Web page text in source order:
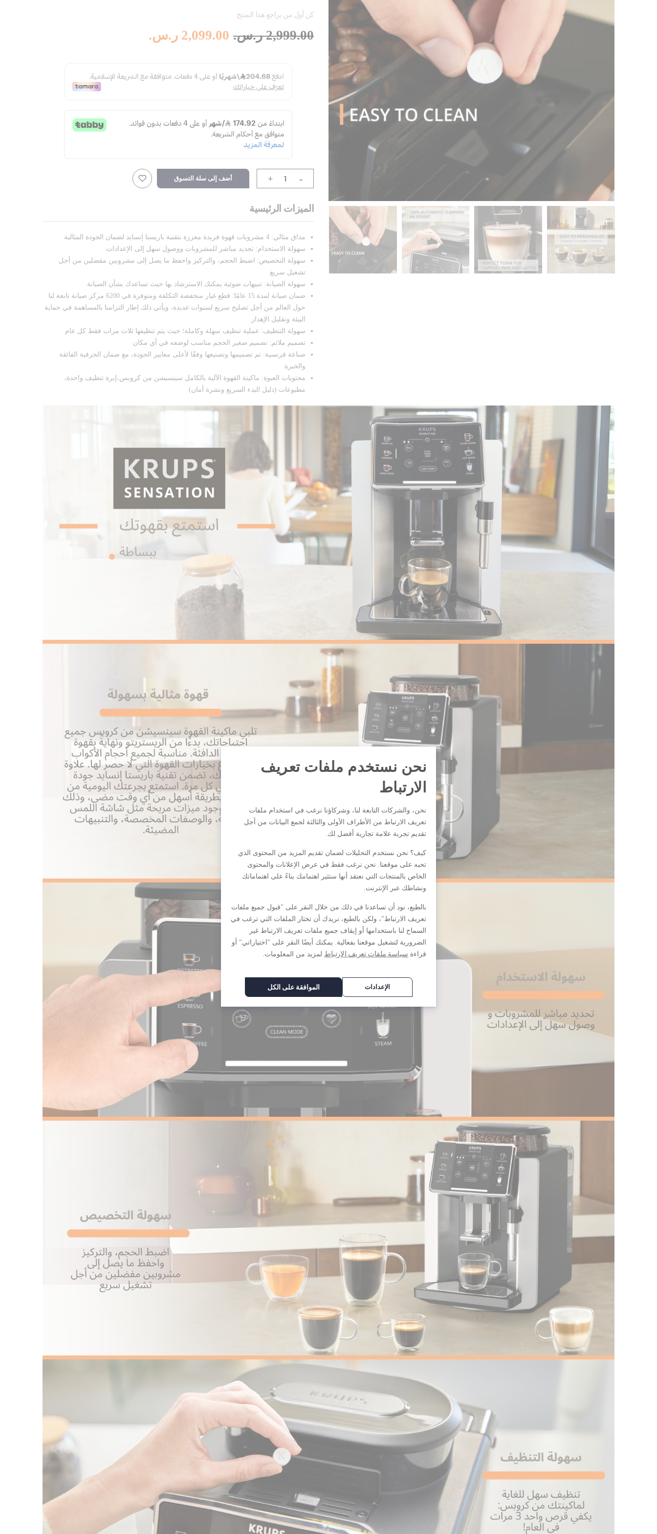
كن أول من يراجع هذا المنتج
2,099.00 ر.س.‏ 2,999.00 ر.س.‏
-
+ أضف إلى سلة التسوق
الميزات الرئيسية
مذاق مثالي: 4 مشروبات قهوة فريدة معززة بتقنية باريستا إنسايد لضمان الجودة المثالية
سهولة الاستخدام: تحديد مباشر للمشروبات ووصول سهل إلى الإعدادات
سهولة التخصيص: اضبط الحجم، والتركيز واحفظ ما يصل إلى مشروبين مفضلين من أجل
تشغيل سريع
سهولة الصيانة: تنبيهات ضوئية يمكنك الاسترشاد بها حيث تساعدك بشأن الصيانة
ضمان صيانة لمدة 15 عامًا: قطع غيار منخفضة التكلفة ومتوفرة في 6200 مركز صيانة تابعة لنا
حول العالم من أجل تصليح سريع لسنوات عديدة، ويأتي ذلك إطار التزامنا بالمساهمة في حماية
البيئة وتقليل الإهدار
سهولة التنظيف: عملية تنظيف سهلة وكاملة؛ حيث يتم تنظيفها ثلاث مرات فقط كل عام
تصميم ملائم: تصميم صغير الحجم مناسب لوضعه في أي مكان
صناعة فرنسية: تم تصميمها وتصنيعها وفقًا لأعلى معايير الجودة، مع ضمان الحرفية الفائقة
والخبرة
محتويات العبوة: ماكينة القهوة الآلية بالكامل سينسيشن من كروبس،إبرة تنظيف واحدة،
مطبوعات (دليل البدء السريع ونشرة أمان)
نحن نستخدم ملفات تعريف
الارتباط
نحن، والشركات التابعة لنا، وشركاؤنا نرغب في استخدام ملفات
تعريف الارتباط من الأطراف الأولى والثالثة لجمع البيانات من أجل
تقديم تجربة علامة تجارية أفضل لك.
كيف؟ نحن نستخدم التحليلات لضمان تقديم المزيد من المحتوى الذي
تحبه على موقعنا. نحن نرغب فقط في عرض الإعلانات والمحتوى
الخاص بالمنتجات التي نعتقد أنها ستثير اهتمامك بناءً على اهتماماتك
ونشاطك عبر الإنترنت.
بالطبع، نود أن تساعدنا في ذلك من خلال النقر على "قبول جميع ملفات
تعريف الارتباط"، ولكن بالطبع، نريدك أن تختار الملفات التي ترغب في
السماح لنا باستخدامها أو إيقاف جميع ملفات تعريف الارتباط غير
الضرورية لتشغيل موقعنا بفعالية. يمكنك أيضًا النقر على "اختياراتي" أو
قراءة سياسة ملفات تعريف الارتباط لمزيد من المعلومات.
الإعدادات الموافقة على الكل